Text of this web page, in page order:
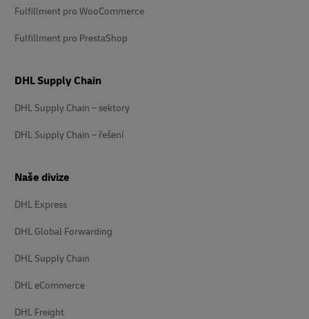
Fulfillment pro WooCommerce
Fulfillment pro PrestaShop
DHL Supply Chain
DHL Supply Chain – sektory
DHL Supply Chain – řešení
Naše divize
DHL Express
DHL Global Forwarding
DHL Supply Chain
DHL eCommerce
DHL Freight